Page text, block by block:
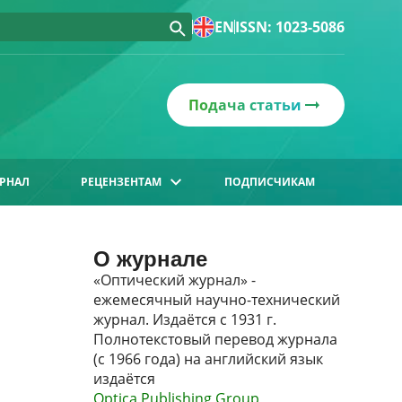
ENISSN: 1023-5086
Подача статьи
РЕЦЕНЗЕНТАМ ПОДПИСЧИКАМ
О журнале
«Оптический журнал» -
ежемесячный научно-технический
журнал. Издаётся с 1931 г.
Полнотекстовый перевод журнала
(с 1966 года) на английский язык
издаётся